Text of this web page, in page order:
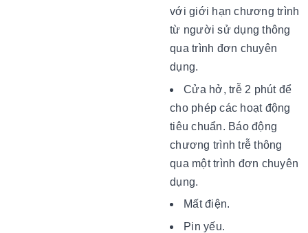
với giới hạn chương trình
từ người sử dụng thông
qua trình đơn chuyên
dụng.
Cửa hở, trễ 2 phút để
cho phép các hoạt động
tiêu chuẩn. Báo động
chương trình trễ thông
qua một trình đơn chuyên
dụng.
Mất điện.
Pin yếu.